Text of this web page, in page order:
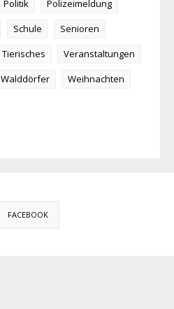
Politik
Polizeimeldung
Schule
Senioren
Tierisches
Veranstaltungen
Walddörfer
Weihnachten
FACEBOOK